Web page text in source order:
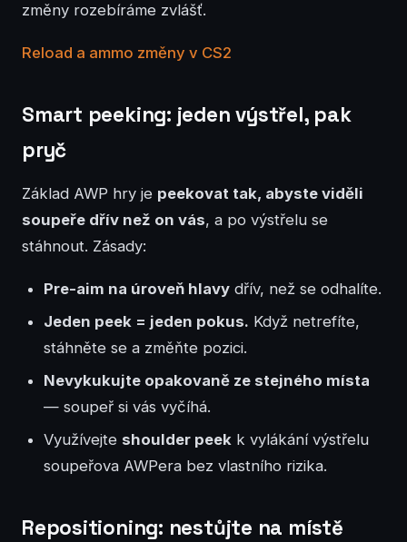
změny rozebíráme zvlášť.
Reload a ammo změny v CS2
Smart peeking: jeden výstřel, pak
pryč
Základ AWP hry je peekovat tak, abyste viděli
soupeře dřív než on vás, a po výstřelu se
stáhnout. Zásady:
Pre-aim na úroveň hlavy dřív, než se odhalíte.
Jeden peek = jeden pokus. Když netrefíte,
stáhněte se a změňte pozici.
Nevykukujte opakovaně ze stejného místa
— soupeř si vás vyčíhá.
Využívejte shoulder peek k vylákání výstřelu
soupeřova AWPera bez vlastního rizika.
Repositioning: nestůjte na místě